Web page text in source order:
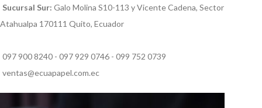
Sucursal Sur: Galo Molina S10-113 y Vicente Cadena, Sector
Atahualpa 170111 Quito, Ecuador
097 900 8240 - 097 929 0746 - 099 752 0739
ventas@ecuapapel.com.ec